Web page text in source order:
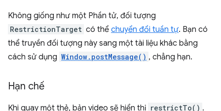
Không giống như một Phần tử, đối tượng
RestrictionTarget có thể chuyển đổi tuần tự. Bạn có
thể truyền đối tượng này sang một tài liệu khác bằng
cách sử dụng Window.postMessage() , chẳng hạn.
Hạn chế
Khi quay một thẻ, bản video sẽ hiển thị restrictTo() .